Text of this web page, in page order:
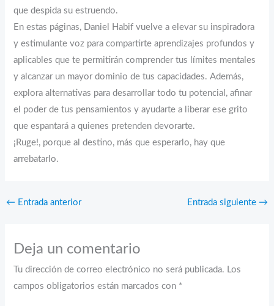
que despida su estruendo.
En estas páginas, Daniel Habif vuelve a elevar su inspiradora
y estimulante voz para compartirte aprendizajes profundos y
aplicables que te permitirán comprender tus límites mentales
y alcanzar un mayor dominio de tus capacidades. Además,
explora alternativas para desarrollar todo tu potencial, afinar
el poder de tus pensamientos y ayudarte a liberar ese grito
que espantará a quienes pretenden devorarte.
¡Ruge!, porque al destino, más que esperarlo, hay que
arrebatarlo.
← Entrada anterior Entrada siguiente →
Deja un comentario
Tu dirección de correo electrónico no será publicada. Los
campos obligatorios están marcados con *